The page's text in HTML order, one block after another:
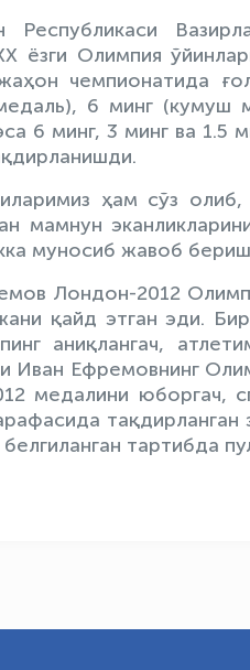
Республикаси
ёзги Олимпия
чемпионатида
6 минг (кумуш
6 минг, 3 минг ва
ҳам сўз
мамнун
муносиб жавоб
Лондон-2012
қайд этган эди.
аниқлангач,
Иван Ефремовнинг
медалини юборгач,
тартибда